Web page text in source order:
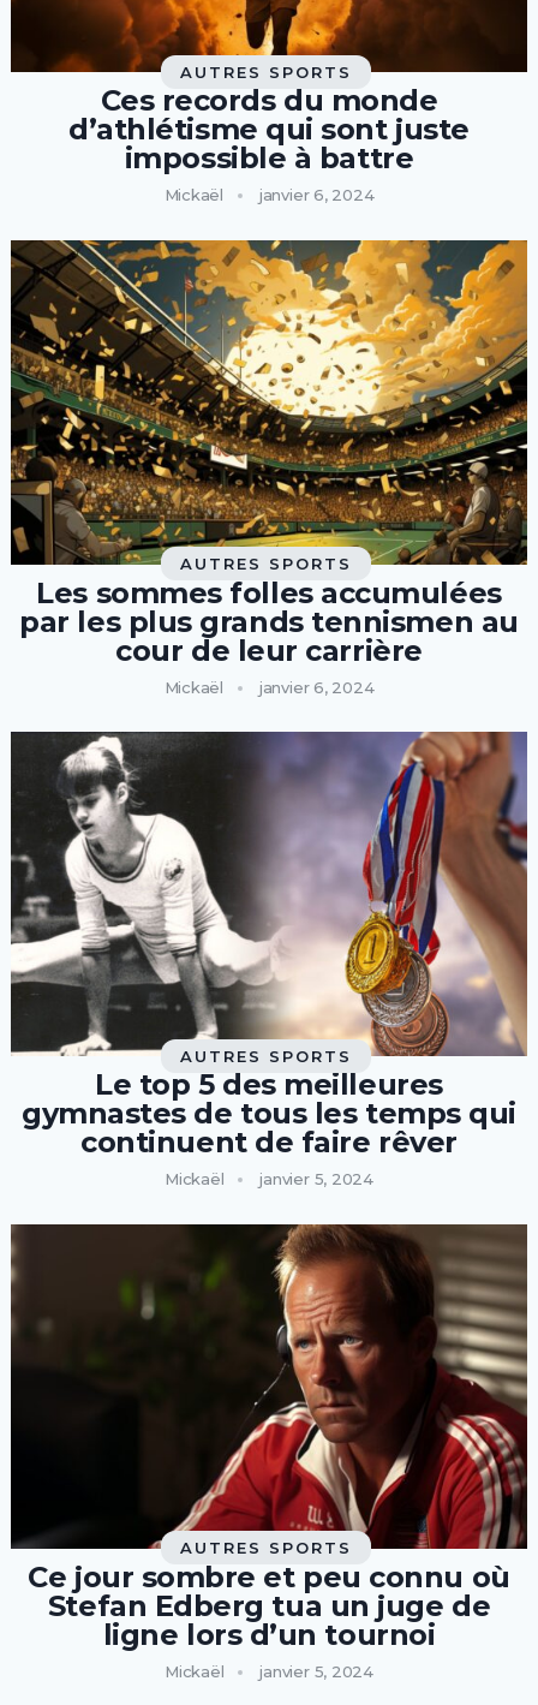
AUTRES SPORTS
Ces records du monde
d’athlétisme qui sont juste
impossible à battre
Mickaël janvier 6, 2024
AUTRES SPORTS
Les sommes folles accumulées
par les plus grands tennismen au
cour de leur carrière
Mickaël janvier 6, 2024
AUTRES SPORTS
Le top 5 des meilleures
gymnastes de tous les temps qui
continuent de faire rêver
Mickaël janvier 5, 2024
AUTRES SPORTS
Ce jour sombre et peu connu où
Stefan Edberg tua un juge de
ligne lors d’un tournoi
Mickaël janvier 5, 2024